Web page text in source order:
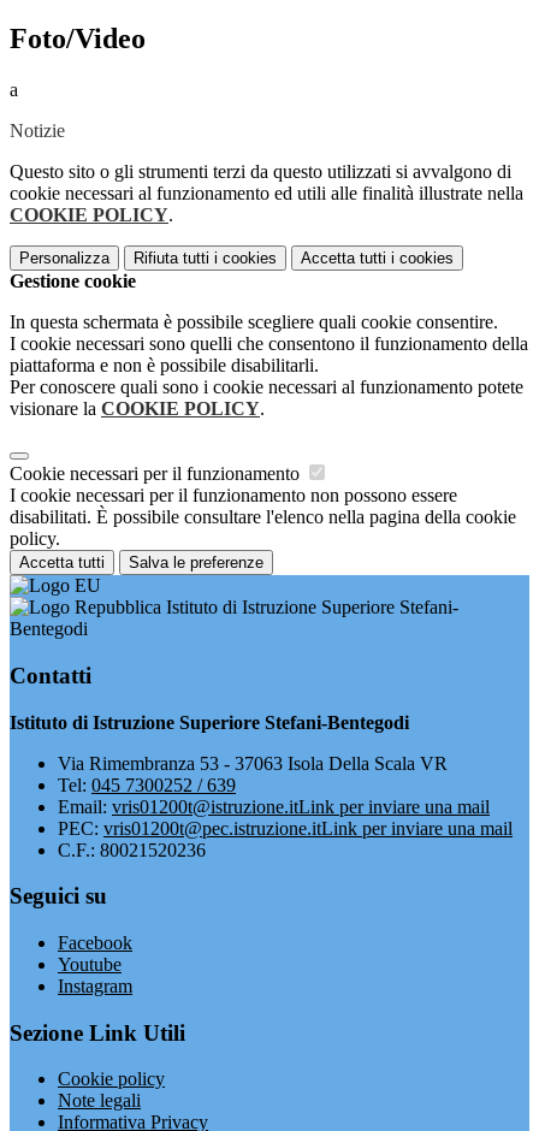
Foto/Video
a
Notizie
Questo sito o gli strumenti terzi da questo utilizzati si avvalgono di
cookie necessari al funzionamento ed utili alle finalità illustrate nella
COOKIE POLICY.
Personalizza Rifiuta tutti i cookies Accetta tutti i cookies
Gestione cookie
In questa schermata è possibile scegliere quali cookie consentire.
I cookie necessari sono quelli che consentono il funzionamento della
piattaforma e non è possibile disabilitarli.
Per conoscere quali sono i cookie necessari al funzionamento potete
visionare la COOKIE POLICY.
Cookie necessari per il funzionamento
I cookie necessari per il funzionamento non possono essere
disabilitati. È possibile consultare l'elenco nella pagina della cookie
policy.
Accetta tutti Salva le preferenze
Istituto di Istruzione Superiore Stefani-
Bentegodi
Contatti
Istituto di Istruzione Superiore Stefani-Bentegodi
Via Rimembranza 53 - 37063 Isola Della Scala VR
Tel: 045 7300252 / 639
Email: vris01200t@istruzione.itLink per inviare una mail
PEC: vris01200t@pec.istruzione.itLink per inviare una mail
C.F.: 80021520236
Seguici su
Facebook
Youtube
Instagram
Sezione Link Utili
Cookie policy
Note legali
Informativa Privacy